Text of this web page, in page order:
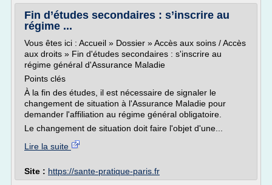
Fin d’études secondaires : s’inscrire au
régime ...
Vous êtes ici : Accueil » Dossier » Accès aux soins / Accès
aux droits » Fin d'études secondaires : s'inscrire au
régime général d'Assurance Maladie
Points clés
À la fin des études, il est nécessaire de signaler le
changement de situation à l'Assurance Maladie pour
demander l'affiliation au régime général obligatoire.
Le changement de situation doit faire l'objet d'une...
Lire la suite
Site : https://sante-pratique-paris.fr